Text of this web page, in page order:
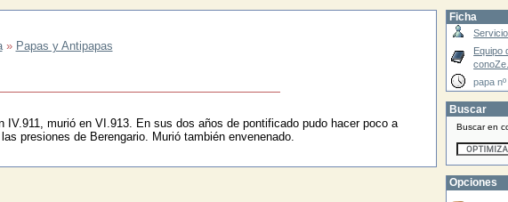
» Papas y Antipapas
IV.911, murió en VI.913. En sus dos años de pontificado pudo hacer poco a
presiones de Berengario. Murió también envenenado.
Ficha
Equipo
papa
Buscar
Buscar en
Opciones